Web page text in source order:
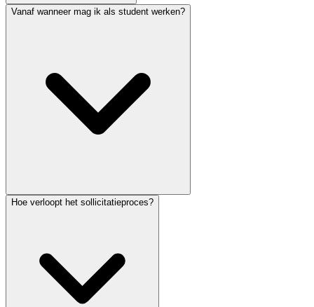
Vanaf wanneer mag ik als student werken?
Hoe verloopt het sollicitatieproces?